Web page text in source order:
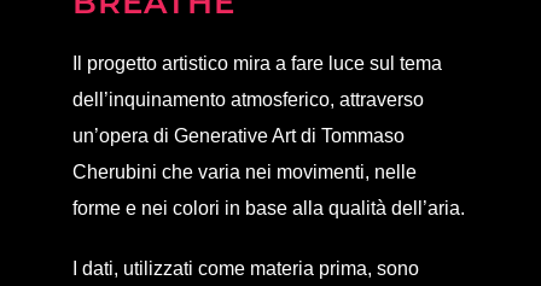
Il progetto artistico mira a fare luce sul tema
dell’inquinamento atmosferico, attraverso
un’opera di Generative Art di Tommaso
Cherubini che varia nei movimenti, nelle
forme e nei colori in base alla qualità dell’aria.
I dati, utilizzati come materia prima, sono